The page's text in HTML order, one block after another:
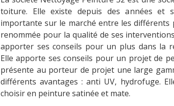
toiture. Elle existe depuis des années et
importante sur le marché entre les différents
renommée pour la qualité de ses
apporter ses conseils pour un plus dans la
Elle apporte ses conseils pour un projet de
présente au porteur de projet une large
différents avantages : anti UV, hydrofuge.
choisir en peinture satinée et mate.